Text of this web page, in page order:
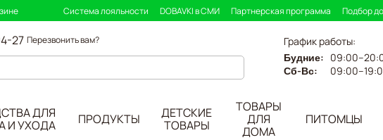
Система лояльности DOBAVKI в СМИ Партнерская программа Подбор
27 Перезвонить вам?
График работы:
Будние:
Сб-Вс:
ДЛЯ
И УХОДА
ПРОДУКТЫ
ДЕТСКИЕ
ТОВАРЫ
ТОВАРЫ
ДЛЯ
ДОМА
ПИТОМЦЫ